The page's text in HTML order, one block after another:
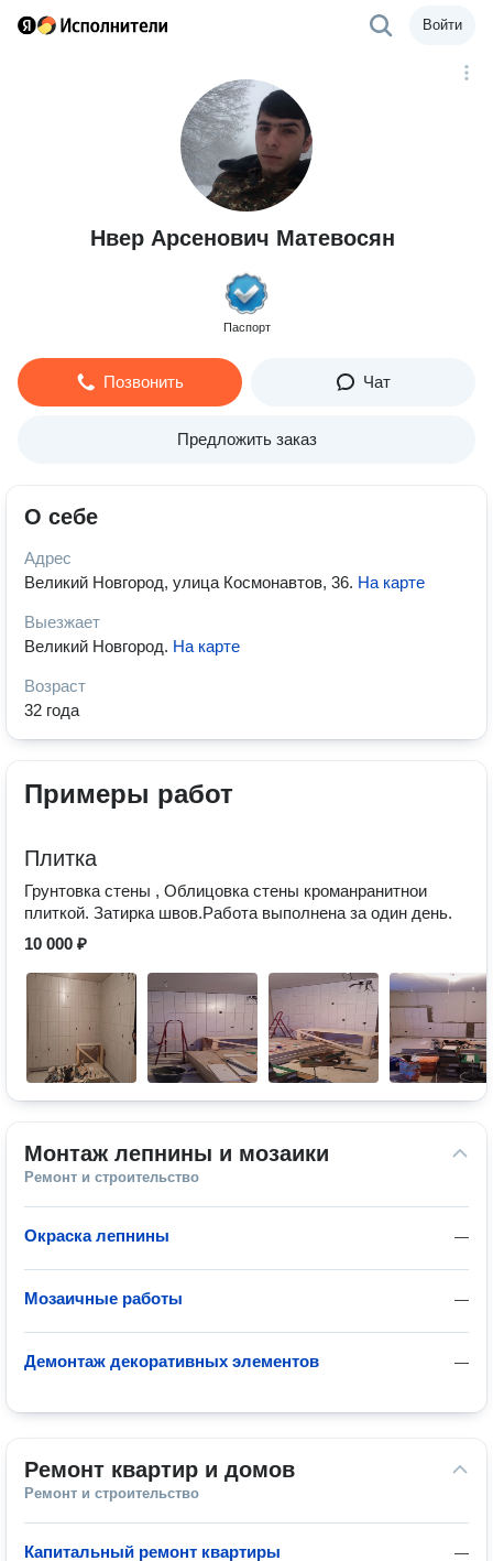
Войти
Нвер Арсенович Матевосян
Паспорт
Позвонить Чат
Предложить заказ
О себе
Адрес
Великий Новгород, улица Космонавтов, 36. На карте
Выезжает
Великий Новгород. На карте
Возраст
32 года
Примеры работ
Плитка
Грунтовка стены , Облицовка стены кроманранитнои
плиткой. Затирка швов.Работа выполнена за один день.
10 000 ₽
Монтаж лепнины и мозаики
Ремонт и строительство
—
Окраска лепнины
—
Мозаичные работы
—
Демонтаж декоративных элементов
Ремонт квартир и домов
Ремонт и строительство
—
Капитальный ремонт квартиры